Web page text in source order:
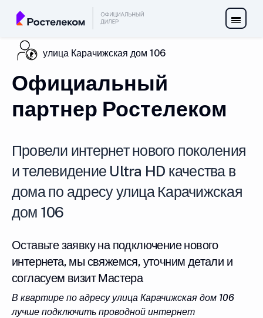
улица Карачижская дом 106
Официальный
партнер Ростелеком
Провели интернет нового поколения
и телевидение Ultra HD качества в
дома по адресу улица Карачижская
дом 106
Оставьте заявку на подключение нового
интернета, мы свяжемся, уточним детали и
согласуем визит Мастера
В квартире по адресу улица Карачижская дом 106
лучше подключить проводной интернет